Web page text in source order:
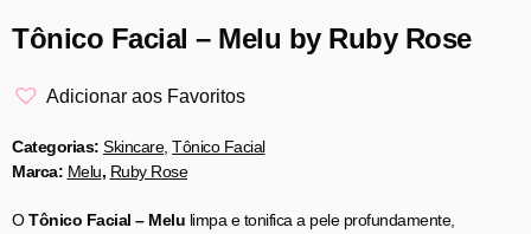
Tônico Facial – Melu by Ruby Rose
Adicionar aos Favoritos
Categorias: Skincare, Tônico Facial
Marca: Melu, Ruby Rose
OTônico Facial – Melu limpa e tonifica a pele profundamente,